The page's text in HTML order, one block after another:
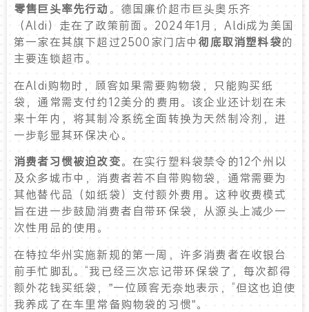
零售巨头率先行动 。德国廉价超市巨头奥乐齐
（Aldi）走在了政策前面。2024年1月，Aldi成为美国
第一家在其旗下超过2500家门店中彻底取消塑料袋的
主要连锁超市。
在Aldi购物时，顾客如果需要购物袋，只能购买纸
袋，通常需支付约12美分的费用。该企业还计划在未
来十年内，将其制冷系统全面转换为天然制冷剂，进
一步彰显其环保决心。
消费者习惯被迫改变。在实行塑料袋禁令的12个州以
及众多城市中，消费者若不自带购物袋，通常需要为
其他替代品（如纸袋）支付额外费用。这种收费模式
旨在进一步鼓励消费者自带环保袋，从源头上减少一
次性用品的使用。
在特拉华州实施新规的第一周，许多消费者在收银台
前手忙脚乱。“我已经三次忘记带环保袋了，每次都得
额外花钱买纸袋，”一位顾客无奈地表示，“但这也迫使
我养成了在车里常备购物袋的习惯”。